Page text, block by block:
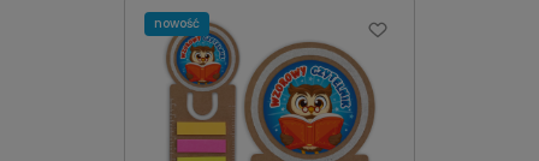
nowość